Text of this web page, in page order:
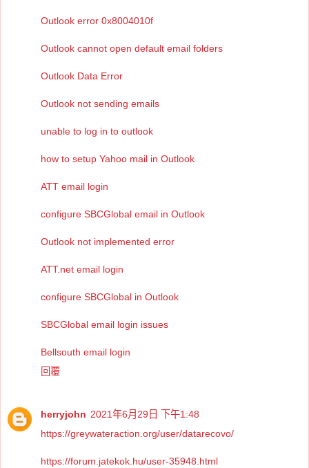
Outlook error 0x8004010f
Outlook cannot open default email folders
Outlook Data Error
Outlook not sending emails
unable to log in to outlook
how to setup Yahoo mail in Outlook
ATT email login
configure SBCGlobal email in Outlook
Outlook not implemented error
ATT.net email login
configure SBCGlobal in Outlook
SBCGlobal email login issues
Bellsouth email login
回覆
herryjohn 2021年6月29日 下午1:48
https://greywateraction.org/user/datarecovo/
https://forum.jatekok.hu/user-35948.html